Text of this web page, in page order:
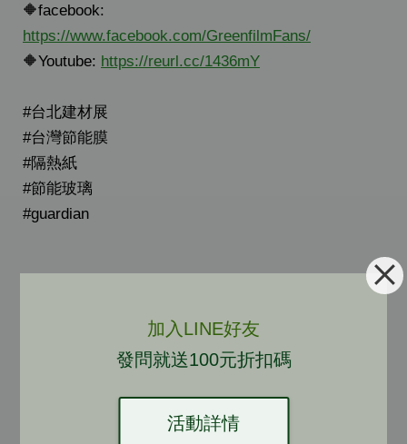
加入LINE好友
發問就送100元折扣碼
活動詳情
🔶facebook:
https://www.facebook.com/GreenfilmFans/
🔶Youtube: https://reurl.cc/1436mY
#台北建材展
#台灣節能膜
#隔熱紙
#節能玻璃
#guardian